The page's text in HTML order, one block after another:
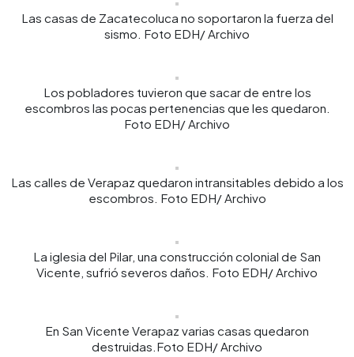
Las casas de Zacatecoluca no soportaron la fuerza del
sismo. Foto EDH/ Archivo
Los pobladores tuvieron que sacar de entre los
escombros las pocas pertenencias que les quedaron.
Foto EDH/ Archivo
Las calles de Verapaz quedaron intransitables debido a los
escombros. Foto EDH/ Archivo
La iglesia del Pilar, una construcción colonial de San
Vicente, sufrió severos daños. Foto EDH/ Archivo
En San Vicente Verapaz varias casas quedaron
destruidas.Foto EDH/ Archivo